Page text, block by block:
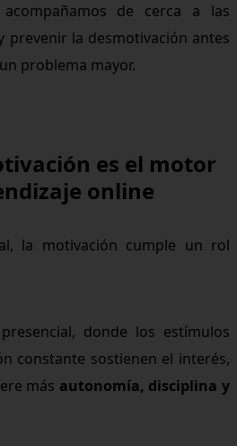
de cerca a las
prevenir la desmotivación antes
problema mayor.
es el motor
online
la motivación cumple un rol
donde los estímulos
constante sostienen el interés,
más autonomía, disciplina y